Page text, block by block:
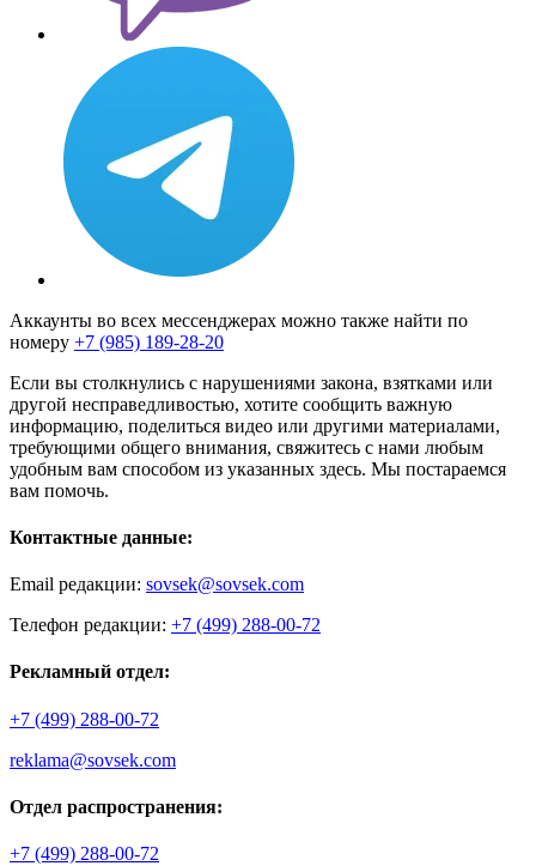
Аккаунты во всех мессенджерах можно также найти по
номеру +7 (985) 189-28-20
Если вы столкнулись с нарушениями закона, взятками или
другой несправедливостью, хотите сообщить важную
информацию, поделиться видео или другими материалами,
требующими общего внимания, свяжитесь с нами любым
удобным вам способом из указанных здесь. Мы постараемся
вам помочь.
Контактные данные:
Email редакции: sovsek@sovsek.com
Телефон редакции: +7 (499) 288-00-72
Рекламный отдел:
+7 (499) 288-00-72
reklama@sovsek.com
Отдел распространения:
+7 (499) 288-00-72